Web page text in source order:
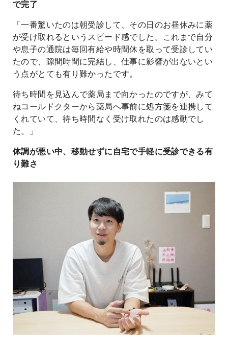
で完了
「一番驚いたのは朝受診して、その日のお昼休みに薬
が受け取れるというスピード感でした。これまで自分
や息子の通院は毎回有給や時間休を取って受診してい
たので、隙間時間に完結し、仕事に影響が出ないとい
う点がとても有り難かったです。
待ち時間を見込んで薬局まで向かったのですが、みて
ねコールドクターから薬局へ事前に処方箋を連携して
くれていて、待ち時間なく受け取れたのは感動でし
た。」
体調が悪い中、移動せずに自宅で手軽に受診できる有
り難さ